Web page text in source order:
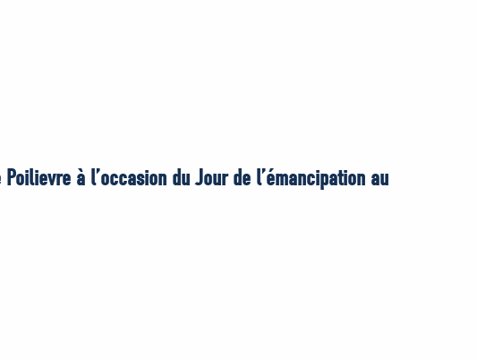
à l’occasion du Jour de l’émancipation au